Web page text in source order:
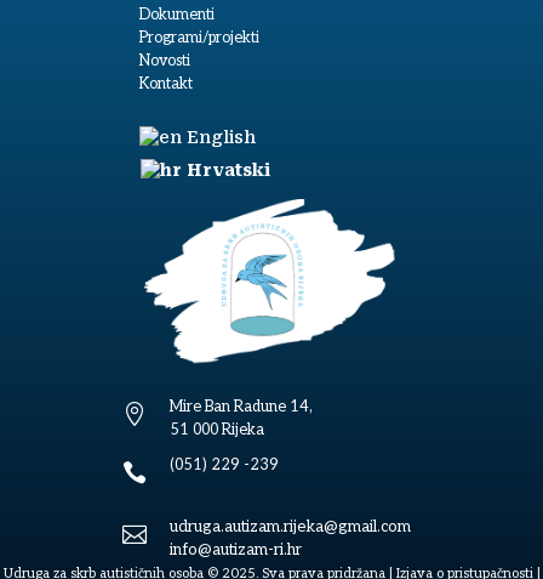
Godišnji izvještaji
Dokumenti
Programi/projekti
English
Hrvatski
Mire Ban Radune 14,